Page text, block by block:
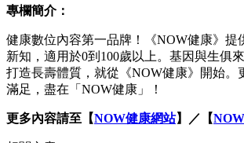
專欄簡介：
健康數位內容第一品牌！《NOW健康》提
新知，適用於0到100歲以上。基因與生俱
打造長壽體質，就從《NOW健康》開始。
滿足，盡在「NOW健康」！
更多內容請至【NOW健康網站】／【